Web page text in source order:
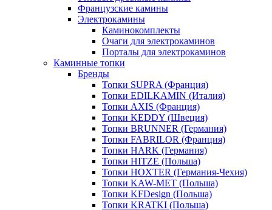
Французские камины
Электрокамины
Каминокомплекты
Очаги для электрокаминов
Порталы для электрокаминов
Каминные топки
Бренды
Топки SUPRA (Франция)
Топки EDILKAMIN (Италия)
Топки AXIS (Франция)
Топки KEDDY (Швеция)
Топки BRUNNER (Германия)
Топки FABRILOR (Франция)
Топки HARK (Германия)
Топки HITZE (Польша)
Топки HOXTER (Германия-Чехия)
Топки KAW-MET (Польша)
Топки KFDesign (Польша)
Топки KRATKI (Польша)